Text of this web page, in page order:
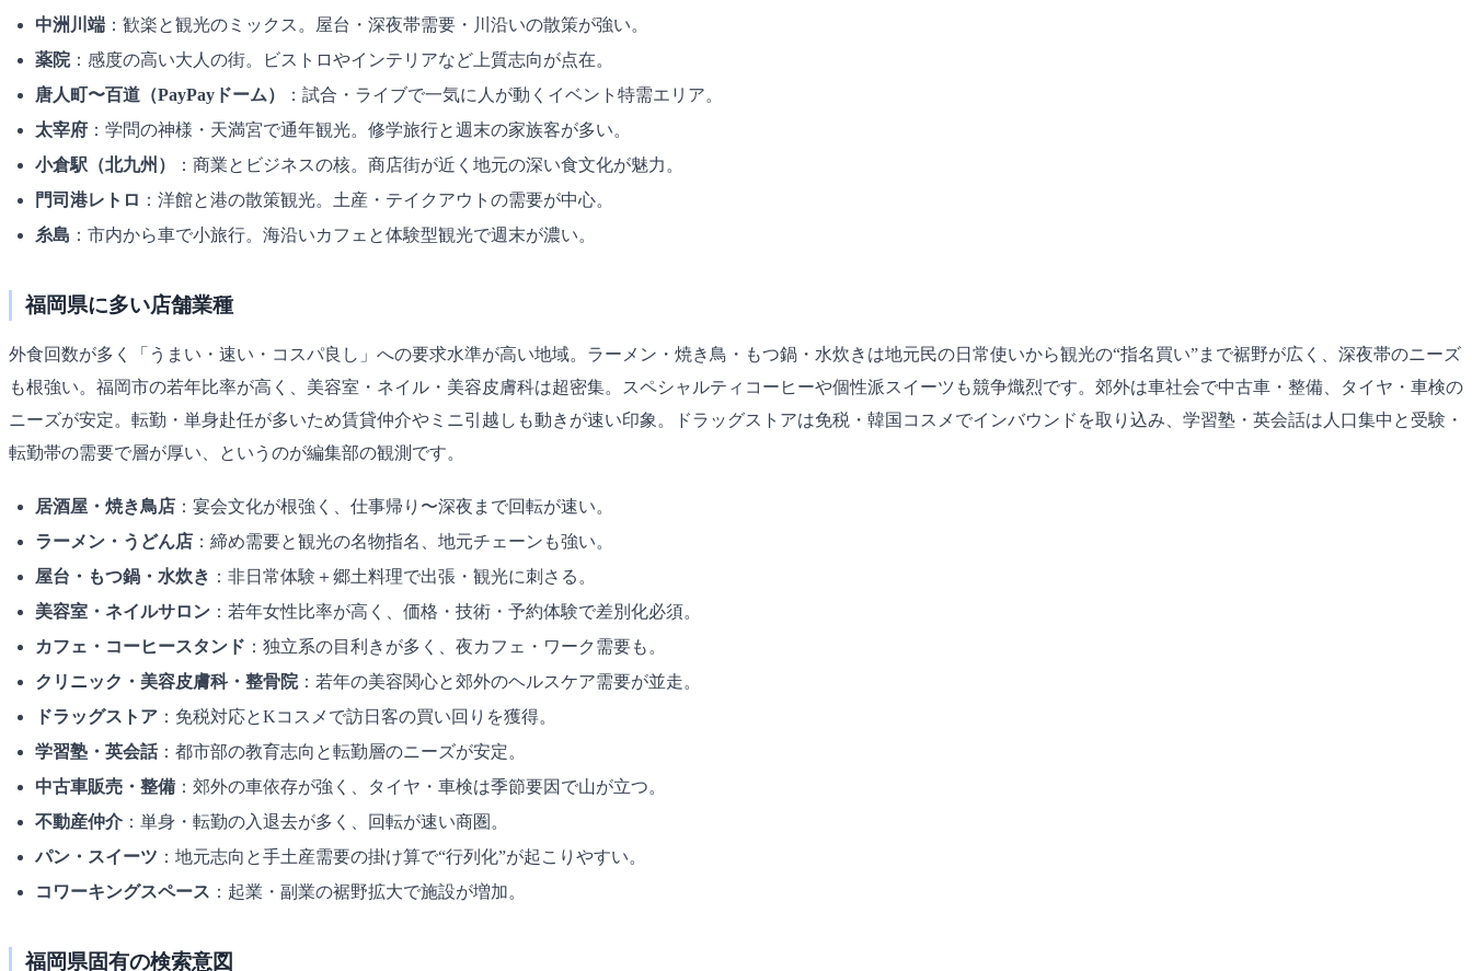
中洲川端 ：歓楽と観光のミックス。屋台・深夜帯需要・川沿いの散策が強い。
薬院：感度の高い大人の街。ビストロやインテリアなど上質志向が点在。
唐人町〜百道（PayPayドーム）
：試合・ライブで一気に人が動くイベント特需エリア。
太宰府 ：学問の神様・天満宮で通年観光。修学旅行と週末の家族客が多い。
小倉駅（北九州）
：商業とビジネスの核。商店街が近く地元の深い食文化が魅力。
門司港レトロ ：洋館と港の散策観光。土産・テイクアウトの需要が中心。
糸島 ：市内から車で小旅行。海沿いカフェと体験型観光で週末が濃い。
福岡県に多い店舗業種
外食回数が多く「うまい・速い・コスパ良し」への要求水準が高い地域。ラーメン・焼き鳥・もつ鍋・水炊きは地元民の日常使いから観光の“指名買い”まで裾野が広く、深夜帯のニーズ
も根強い。福岡市の若年比率が高く、美容室・ネイル・美容皮膚科は超密集。スペシャルティコーヒーや個性派スイーツも競争熾烈です。郊外は車社会で中古車・整備、タイヤ・車検の
ニーズが安定。転勤・単身赴任が多いため賃貸仲介やミニ引越しも動きが速い印象。ドラッグストアは免税・韓国コスメでインバウンドを取り込み、学習塾・英会話は人口集中と受験・
転勤帯の需要で層が厚い、というのが編集部の観測です。
居酒屋・焼き鳥店 ：宴会文化が根強く、仕事帰り〜深夜まで回転が速い。
ラーメン・うどん店 ：締め需要と観光の名物指名、地元チェーンも強い。
屋台・もつ鍋・水炊き ：非日常体験＋郷土料理で出張・観光に刺さる。
美容室・ネイルサロン ：若年女性比率が高く、価格・技術・予約体験で差別化必須。
カフェ・コーヒースタンド ：独立系の目利きが多く、夜カフェ・ワーク需要も。
クリニック・美容皮膚科・整骨院：若年の美容関心と郊外のヘルスケア需要が並走。
ドラッグストア ：免税対応とKコスメで訪日客の買い回りを獲得。
学習塾・英会話：都市部の教育志向と転勤層のニーズが安定。
中古車販売・整備 ：郊外の車依存が強く、タイヤ・車検は季節要因で山が立つ。
不動産仲介 ：単身・転勤の入退去が多く、回転が速い商圏。
パン・スイーツ ：地元志向と手土産需要の掛け算で“行列化”が起こりやすい。
コワーキングスペース ：起業・副業の裾野拡大で施設が増加。
福岡県固有の検索意図